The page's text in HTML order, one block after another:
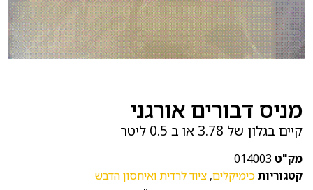
מניס דבורים אורגני
קיים בגלון של 3.78 או ב 0.5 ליטר
מק"ט 014003
קטגוריותכימיקלים, ציוד לרדית ואיחסון הדבש